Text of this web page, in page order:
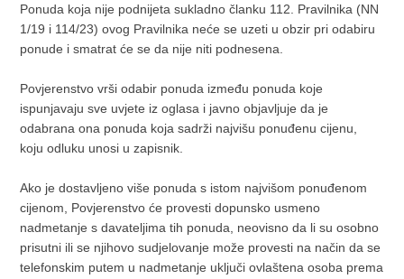
Ponuda koja nije podnijeta sukladno članku 112. Pravilnika (NN
1/19 i 114/23) ovog Pravilnika neće se uzeti u obzir pri odabiru
ponude i smatrat će se da nije niti podnesena.
Povjerenstvo vrši odabir ponuda između ponuda koje
ispunjavaju sve uvjete iz oglasa i javno objavljuje da je
odabrana ona ponuda koja sadrži najvišu ponuđenu cijenu,
koju odluku unosi u zapisnik.
Ako je dostavljeno više ponuda s istom najvišom ponuđenom
cijenom, Povjerenstvo će provesti dopunsko usmeno
nadmetanje s davateljima tih ponuda, neovisno da li su osobno
prisutni ili se njihovo sudjelovanje može provesti na način da se
telefonskim putem u nadmetanje uključi ovlaštena osoba prema